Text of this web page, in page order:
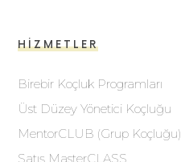
HIZMETLER
Birebir Koçluk Programları
Üst Düzey Yönetici Koçluğu
MentorCLUB (Grup Koçluğu)
Satış MasterCLASS